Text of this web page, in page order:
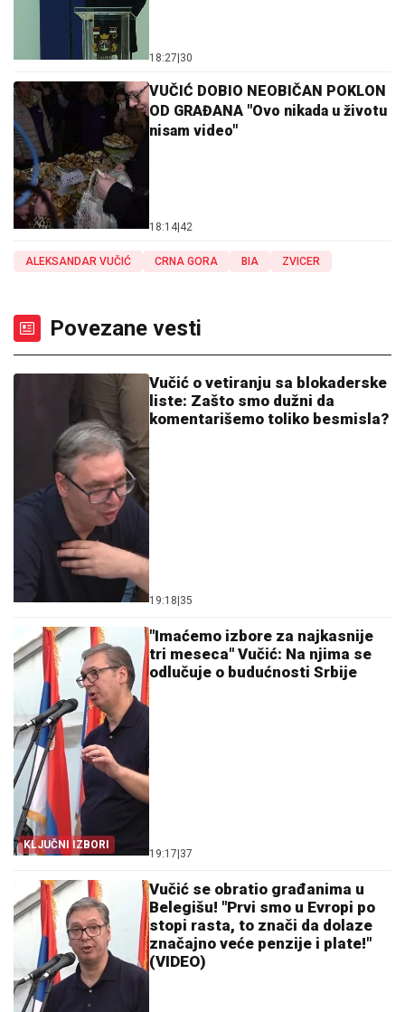
18:27 30
VUČIĆ DOBIO NEOBIČAN POKLON
OD GRAĐANA "Ovo nikada u životu
nisam video"
18:14 42
ALEKSANDAR VUČIĆ CRNA GORA BIA ZVICER
Povezane vesti
Vučić o vetiranju sa blokaderske
liste: Zašto smo dužni da
komentarišemo toliko besmisla?
19:18 35
KLJUČNI IZBORI
"Imaćemo izbore za najkasnije
tri meseca" Vučić: Na njima se
odlučuje o budućnosti Srbije
19:17 37
Vučić se obratio građanima u
Belegišu! "Prvi smo u Evropi po
stopi rasta, to znači da dolaze
značajno veće penzije i plate!"
(VIDEO)